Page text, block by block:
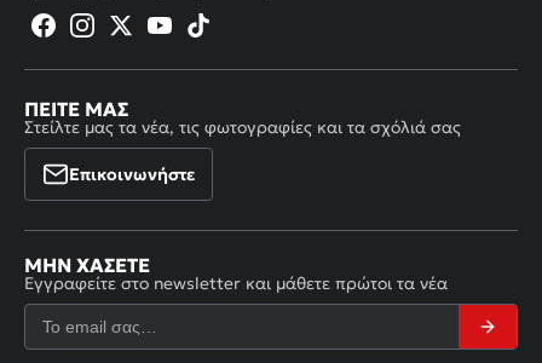
ΠΕΊΤΕ ΜΑΣ
Στείλτε μας τα νέα, τις φωτογραφίες και τα σχόλιά σας
Επικοινωνήστε
ΜΗΝ ΧΆΣΕΤΕ
Εγγραφείτε στο newsletter και μάθετε πρώτοι τα νέα